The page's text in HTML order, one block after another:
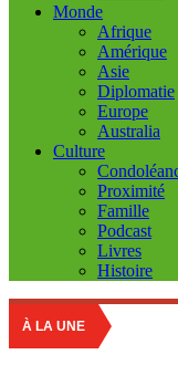
Monde
Afrique
Amérique
Asie
Diplomatie
Europe
Australia
Culture
Proximité
Famille
Podcast
Livres
Histoire
À LA UNE